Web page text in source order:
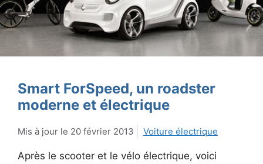
Smart ForSpeed, un roadster
moderne et électrique
20 février 2013 Voiture électrique
Après le scooter et le vélo électrique, voici